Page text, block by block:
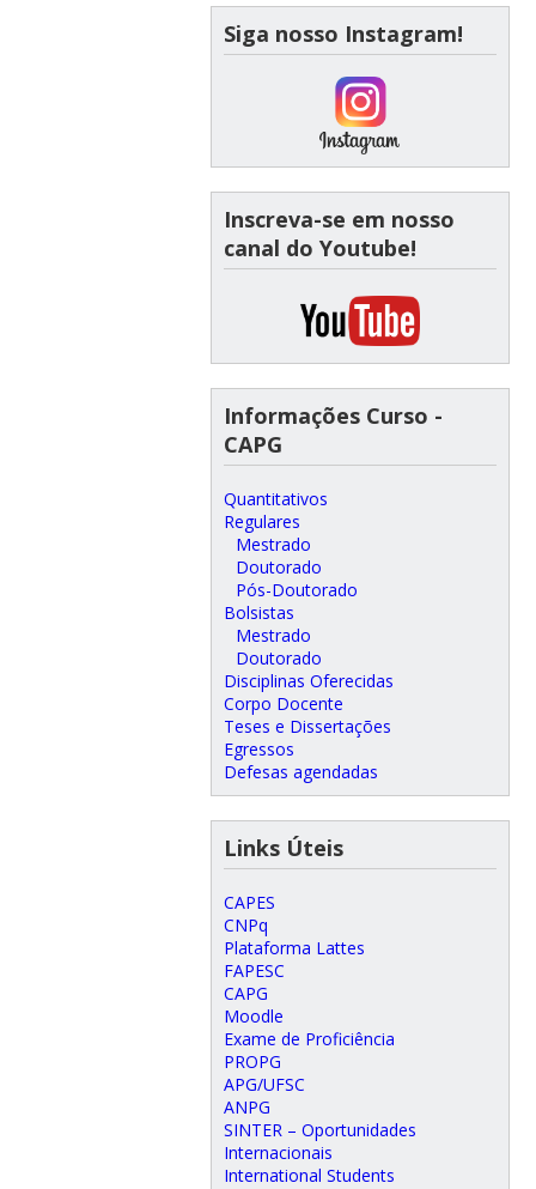
Siga nosso Instagram!
Inscreva-se em nosso
canal do Youtube!
Informações Curso -
CAPG
Quantitativos
Regulares
Mestrado
Doutorado
Pós-Doutorado
Bolsistas
Mestrado
Doutorado
Disciplinas Oferecidas
Corpo Docente
Teses e Dissertações
Egressos
Defesas agendadas
Links Úteis
CAPES
CNPq
Plataforma Lattes
FAPESC
CAPG
Moodle
Exame de Proficiência
PROPG
APG/UFSC
ANPG
SINTER – Oportunidades
Internacionais
International Students